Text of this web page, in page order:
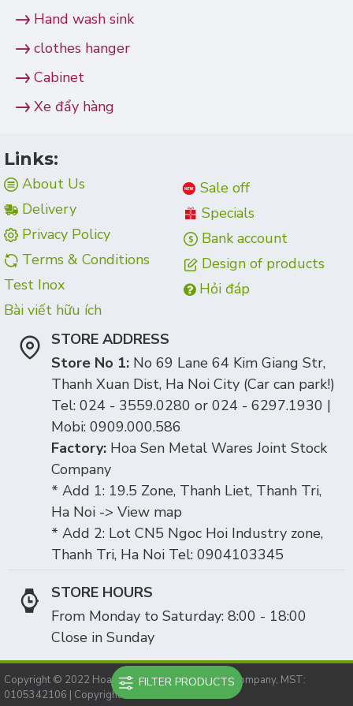
Hand wash sink
clothes hanger
Cabinet
Xe đẩy hàng
Links:
About Us
Delivery
Privacy Policy
Terms & Conditions
Test Inox
Bài viết hữu ích
Sale off
Specials
Bank account
Design of products
Hỏi đáp
STORE ADDRESS
Store No 1: No 69 Lane 64 Kim Giang Str,
Thanh Xuan Dist, Ha Noi City (Car can park!)
Tel: 024 - 3559.0280 or 024 - 6297.1930 |
Mobi: 0909.000.586
Factory: Hoa Sen Metal Wares Joint Stock
Company
* Add 1: 19.5 Zone, Thanh Liet, Thanh Tri,
Ha Noi -> View map
* Add 2: Lot CN5 Ngoc Hoi Industry zone,
Thanh Tri, Ha Noi Tel: 0904103345
STORE HOURS
From Monday to Saturday: 8:00 - 18:00
Close in Sunday
Copyright © 2022 Hoasen metal ware joint stock company, MST:
0105342106 | Copyright © 2010-2025
FILTER PRODUCTS